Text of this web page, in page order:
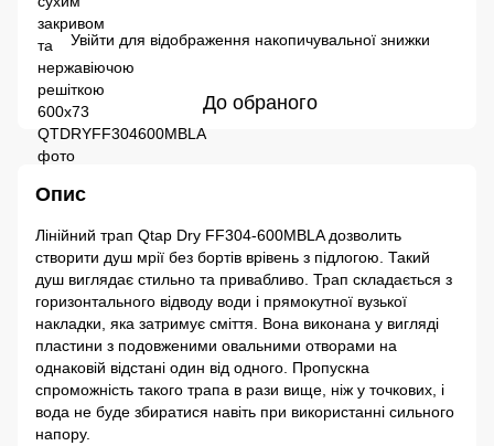
Увійти для відображення накопичувальної знижки
До обраного
Опис
Лінійний трап Qtap Dry FF304-600MBLA дозволить
створити душ мрії без бортів врівень з підлогою. Такий
душ виглядає стильно та привабливо. Трап складається з
горизонтального відводу води і прямокутної вузької
накладки, яка затримує сміття. Вона виконана у вигляді
пластини з подовженими овальними отворами на
однаковій відстані один від одного. Пропускна
спроможність такого трапа в рази вище, ніж у точкових, і
вода не буде збиратися навіть при використанні сильного
напору.